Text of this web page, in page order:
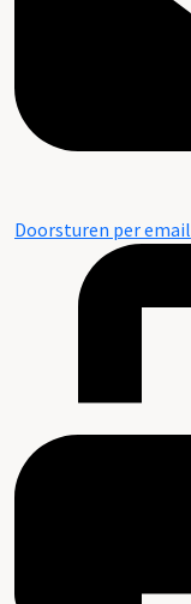
Doorsturen per email